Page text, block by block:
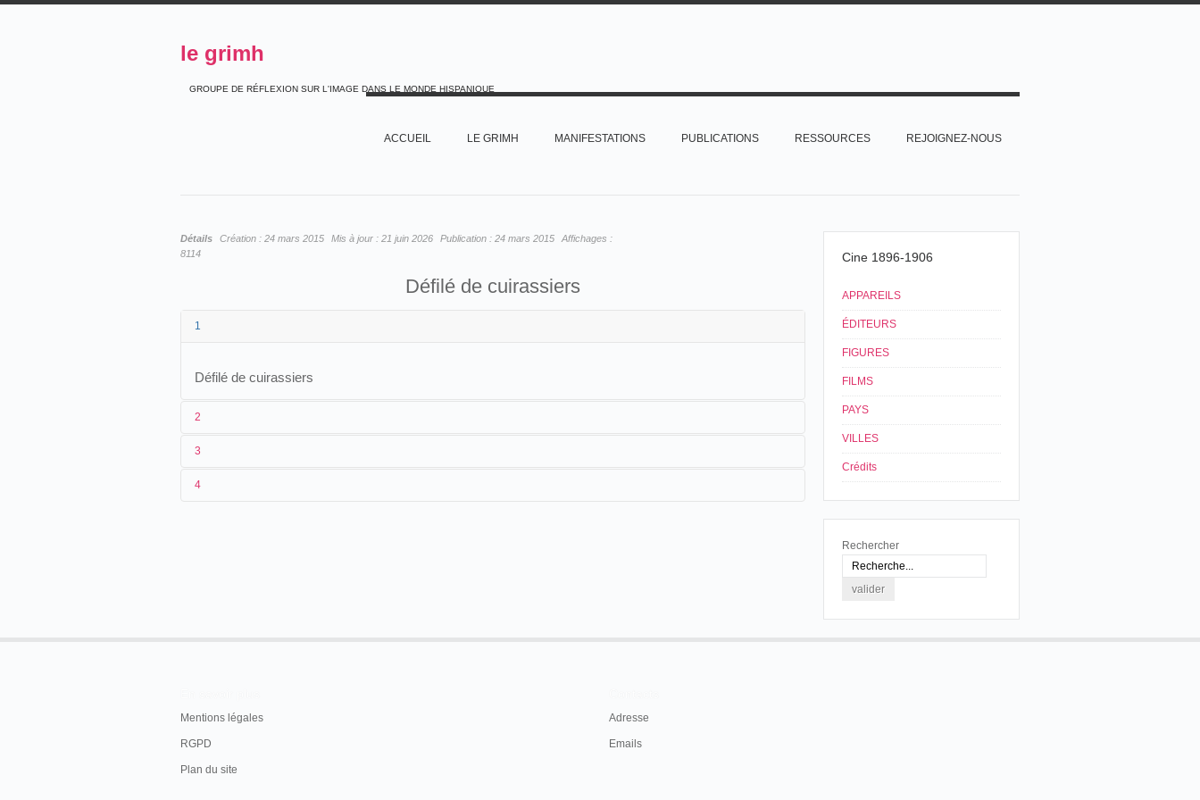
le grimh
GROUPE DE RÉFLEXION SUR L'IMAGE DANS LE MONDE HISPANIQUE
ACCUEIL LE GRIMH MANIFESTATIONS PUBLICATIONS RESSOURCES REJOIGNEZ-NOUS
Détails Création : 24 mars 2015 Mis à jour : 21 juin 2026 Publication : 24 mars 2015
Affichages :
8114
Défilé de cuirassiers
1
Défilé de cuirassiers
2
2
3
4
Cine 1896-1906
APPAREILS
ÉDITEURS
FIGURES
FILMS
PAYS
VILLES
Crédits
Rechercher
Mentions légales
RGPD
Plan du site
Adresse
Emails